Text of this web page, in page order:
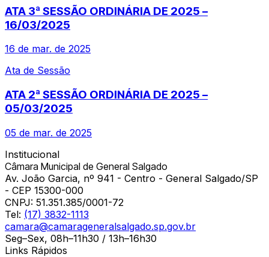
ATA 3ª SESSÃO ORDINÁRIA DE 2025 –
16/03/2025
16 de mar. de 2025
Ata de Sessão
ATA 2ª SESSÃO ORDINÁRIA DE 2025 –
05/03/2025
05 de mar. de 2025
Institucional
Câmara Municipal de General Salgado
Av. João Garcia, nº 941 - Centro - General Salgado/SP
- CEP 15300-000
CNPJ: 51.351.385/0001-72
Tel: (17) 3832-1113
camara@camarageneralsalgado.sp.gov.br
Seg–Sex, 08h–11h30 / 13h–16h30
Links Rápidos